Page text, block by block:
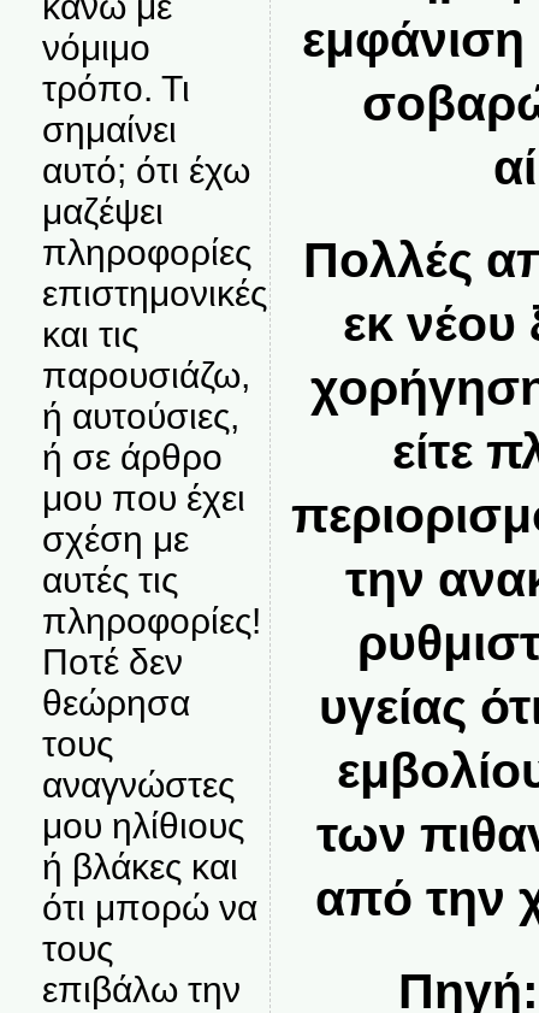
νόμιμο
τρόπο. Τι
σημαίνει
αυτό; ότι έχω
μαζέψει
πληροφορίες
επιστημονικές
και τις
παρουσιάζω,
ή αυτούσιες,
ή σε άρθρο
μου που έχει
σχέση με
αυτές τις
πληροφορίες!
Ποτέ δεν
θεώρησα
τους
αναγνώστες
μου ηλίθιους
ή βλάκες και
ότι μπορώ να
τους
επιβάλω την
Πολλές
εκ νέου
είτε
την
υγείας
των
από την